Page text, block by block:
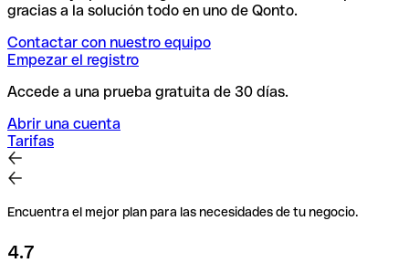
gracias a la solución todo en uno de Qonto.
Contactar con nuestro equipo
Empezar el registro
Accede a una prueba gratuita de 30 días.
Abrir una cuenta
Tarifas
Encuentra el mejor plan para las necesidades de tu negocio.
4.7